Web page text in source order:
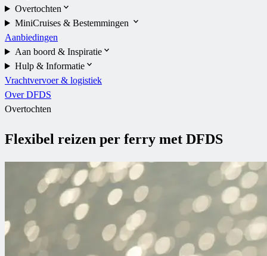
Overtochten
MiniCruises & Bestemmingen
Aanbiedingen
Aan boord & Inspiratie
Hulp & Informatie
Vrachtvervoer & logistiek
Over DFDS
Overtochten
Flexibel reizen per ferry met DFDS